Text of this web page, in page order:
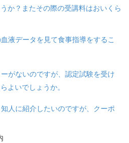
か？またその際の受講料はおいくら
液データを見て食事指導をするこ
がないのですが、認定試験を受け
よいでしょうか。
人に紹介したいのですが、クーポ